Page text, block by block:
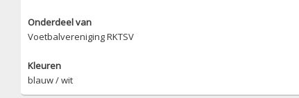
Onderdeel van
Voetbalvereniging RKTSV
Kleuren
blauw / wit